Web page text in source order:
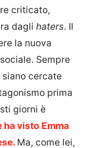
criticato,
dagli haters. Il
la nuova
Sempre
siano cercate
prima
giorni è
ha visto Emma
Ma, come lei,